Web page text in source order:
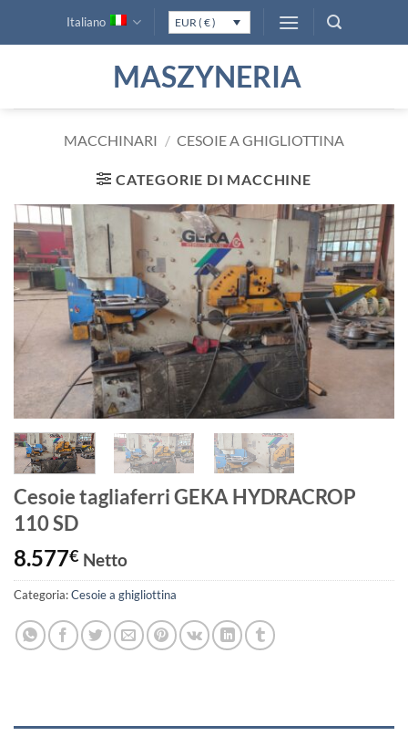
Italiano EUR ( € )
MASZYNERIA
MACCHINARI / CESOIE A GHIGLIOTTINA
CATEGORIE DI MACCHINE
Cesoie tagliaferri GEKA HYDRACROP
110 SD
8.577€ Netto
Categoria:Cesoie a ghigliottina